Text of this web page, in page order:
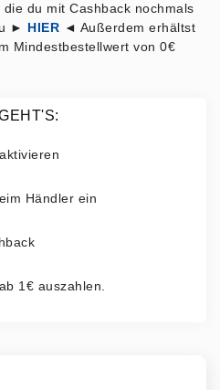
du mit Cashback nochmals
► HIER ◄ Außerdem erhältst
Mindestbestellwert von 0€
Händler ein
1€ auszahlen.